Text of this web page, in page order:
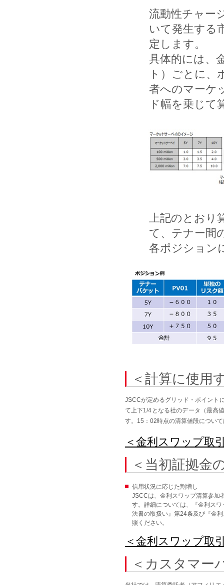
流動性チャー
いて発生する
定します。
具体的には、
ト）ごとに、
者へのマーケ
ド幅を乗じて
上記のとおり
て、テナー間
各ポジション
＜計算に使用
JSCCが定めるグリッド・ポイント
て上下1/4となる社のデータ（最高
す。15：02時点の清算値段につい
＜金利スワップ取
＜当初証拠金
信用状況に応じた割増し
JSCCは、金利スワップ清算参加
す。詳細については、『金利ス
法書の取扱い』第24条及び『金
照ください。
＜金利スワップ取
＜カスタマー